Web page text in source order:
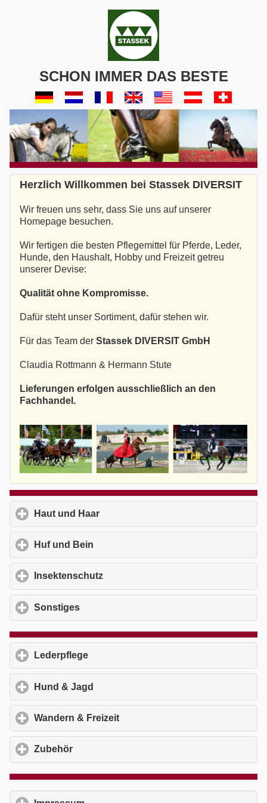
SCHON IMMER DAS BESTE
Herzlich Willkommen bei Stassek DIVERSIT
Wir freuen uns sehr, dass Sie uns auf unserer
Homepage besuchen.
Wir fertigen die besten Pflegemittel für Pferde, Leder,
Hunde, den Haushalt, Hobby und Freizeit getreu
unserer Devise:
Qualität ohne Kompromisse.
Dafür steht unser Sortiment, dafür stehen wir.
Für das Team der Stassek DIVERSIT GmbH
Claudia Rottmann & Hermann Stute
Lieferungen erfolgen ausschließlich an den
Fachhandel.
Haut und Haar
Huf und Bein
Insektenschutz
Sonstiges
Lederpflege
Hund & Jagd
Wandern & Freizeit
Zubehör